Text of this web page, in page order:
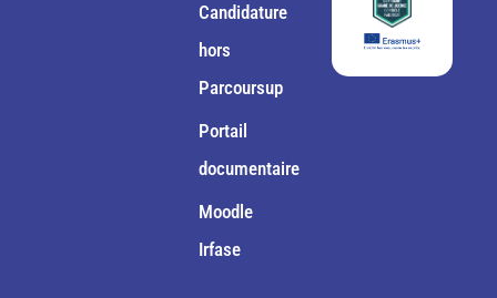
Candidature
hors
Parcoursup
Portail
documentaire
Moodle
Irfase